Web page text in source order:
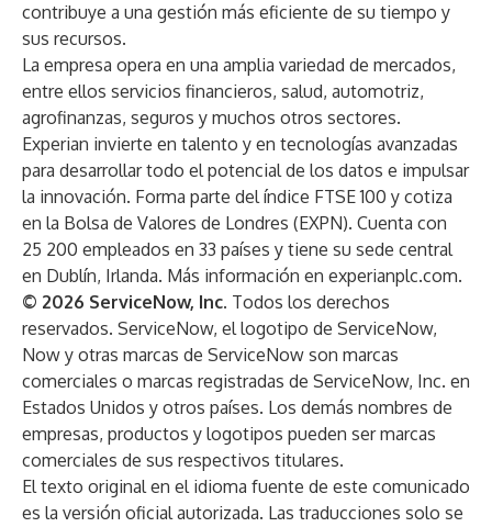
contribuye a una gestión más eficiente de su tiempo y
sus recursos.
La empresa opera en una amplia variedad de mercados,
entre ellos servicios financieros, salud, automotriz,
agrofinanzas, seguros y muchos otros sectores.
Experian invierte en talento y en tecnologías avanzadas
para desarrollar todo el potencial de los datos e impulsar
la innovación. Forma parte del índice FTSE 100 y cotiza
en la Bolsa de Valores de Londres (EXPN). Cuenta con
25 200 empleados en 33 países y tiene su sede central
en Dublín, Irlanda. Más información en experianplc.com.
© 2026 ServiceNow, Inc. Todos los derechos
reservados. ServiceNow, el logotipo de ServiceNow,
Now y otras marcas de ServiceNow son marcas
comerciales o marcas registradas de ServiceNow, Inc. en
Estados Unidos y otros países. Los demás nombres de
empresas, productos y logotipos pueden ser marcas
comerciales de sus respectivos titulares.
El texto original en el idioma fuente de este comunicado
es la versión oficial autorizada. Las traducciones solo se